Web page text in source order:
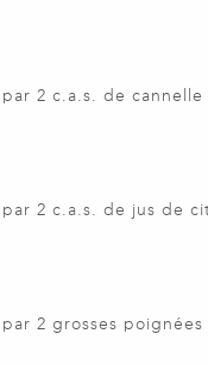
2 c.a.s. de
2 c.a.s. de jus de
2 grosses